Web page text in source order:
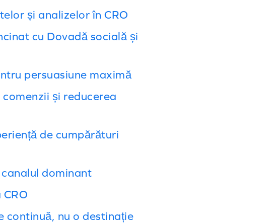
și analizelor în CRO
cu Dovadă socială și
persuasiune maximă
și reducerea
de cumpărături
dominant
continuă, nu o destinație